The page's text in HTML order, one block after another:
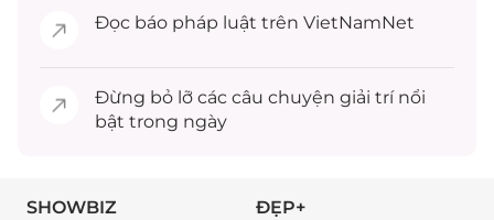
Đọc báo pháp luật trên VietNamNet
Đừng bỏ lỡ các câu chuyện giải trínổi
bật trong ngày
SHOWBIZ ĐẸP+